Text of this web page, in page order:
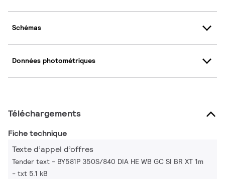
Schémas
Données photométriques
Téléchargements
Fiche technique
Texte d’appel d’offres
Tender text - BY581P 350S/840 DIA HE WB GC SI BR XT 1m
txt 5.1 kB